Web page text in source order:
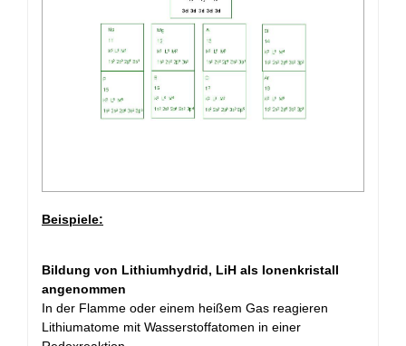
Beispiele:
Bildung von Lithiumhydrid, LiH als Ionenkristall
angenommen
In der Flamme oder einem heißem Gas reagieren
Lithiumatome mit Wasserstoffatomen in einer